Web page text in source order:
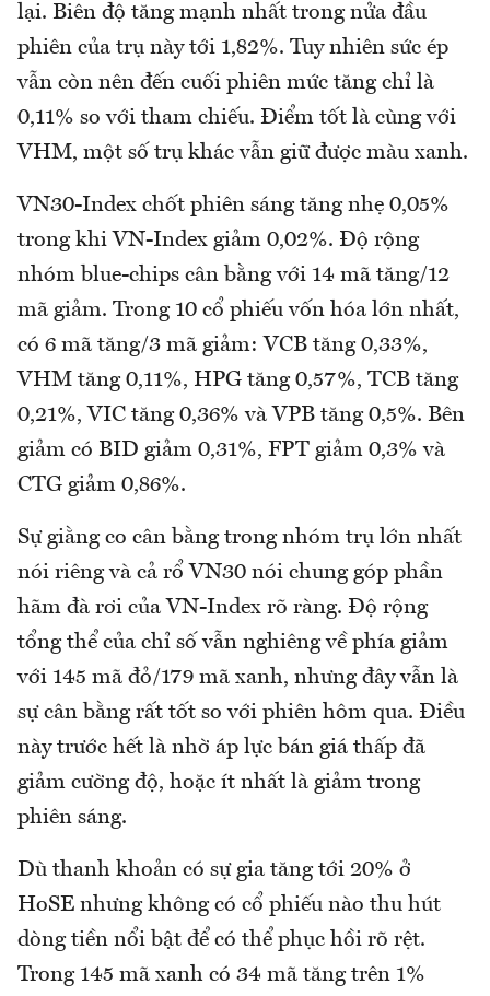
lại. Biên độ tăng mạnh nhất trong nửa đầu
phiên của trụ này tới 1,82%. Tuy nhiên sức ép
vẫn còn nên đến cuối phiên mức tăng chỉ là
0,11% so với tham chiếu. Điểm tốt là cùng với
VHM, một số trụ khác vẫn giữ được màu xanh.
VN30-Index chốt phiên sáng tăng nhẹ 0,05%
trong khi VN-Index giảm 0,02%. Độ rộng
nhóm blue-chips cân bằng với 14 mã tăng/12
mã giảm. Trong 10 cổ phiếu vốn hóa lớn nhất,
có 6 mã tăng/3 mã giảm: VCB tăng 0,33%,
VHM tăng 0,11%, HPG tăng 0,57%, TCB tăng
0,21%, VIC tăng 0,36% và VPB tăng 0,5%. Bên
giảm có BID giảm 0,31%, FPT giảm 0,3% và
CTG giảm 0,86%.
Sự giằng co cân bằng trong nhóm trụ lớn nhất
nói riêng và cả rổ VN30 nói chung góp phần
hãm đà rơi của VN-Index rõ ràng. Độ rộng
tổng thể của chỉ số vẫn nghiêng về phía giảm
với 145 mã đỏ/179 mã xanh, nhưng đây vẫn là
sự cân bằng rất tốt so với phiên hôm qua. Điều
này trước hết là nhờ áp lực bán giá thấp đã
giảm cường độ, hoặc ít nhất là giảm trong
phiên sáng.
Dù thanh khoản có sự gia tăng tới 20% ở
HoSE nhưng không có cổ phiếu nào thu hút
dòng tiền nổi bật để có thể phục hồi rõ rệt.
Trong 145 mã xanh có 34 mã tăng trên 1%